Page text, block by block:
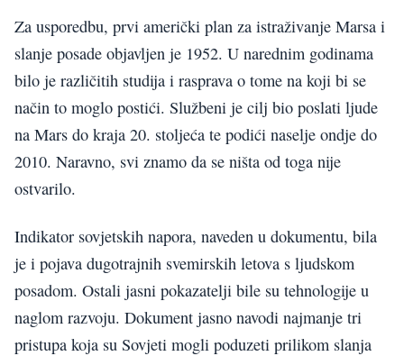
Za usporedbu, prvi američki plan za istraživanje Marsa i
slanje posade objavljen je 1952. U narednim godinama
bilo je različitih studija i rasprava o tome na koji bi se
način to moglo postići. Službeni je cilj bio poslati ljude
na Mars do kraja 20. stoljeća te podići naselje ondje do
2010. Naravno, svi znamo da se ništa od toga nije
ostvarilo.
Indikator sovjetskih napora, naveden u dokumentu, bila
je i pojava dugotrajnih svemirskih letova s ​​ljudskom
posadom. Ostali jasni pokazatelji bile su tehnologije u
naglom razvoju. Dokument jasno navodi najmanje tri
pristupa koja su Sovjeti mogli poduzeti prilikom slanja